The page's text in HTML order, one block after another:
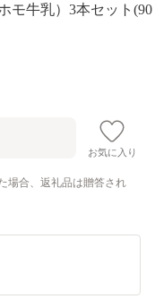
モ牛乳）3本セット(90
お気に入り
場合、返礼品は贈答され